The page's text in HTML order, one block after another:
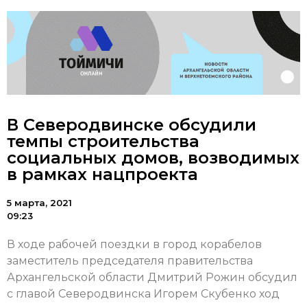
В Северодвинске обсудили
темпы строительства
социальных домов, возводимых
в рамках нацпроекта
5 марта, 2021
09:23
В ходе рабочей поездки в город корабелов
заместитель председателя правительства
Архангельской области Дмитрий Рожин обсудил
с главой Северодвинска Игорем Скубенко ход